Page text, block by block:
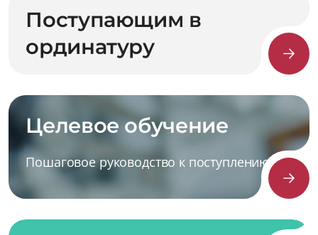
Поступающим в
ординатуру
Целевое обучение
Пошаговое руководство к поступлению